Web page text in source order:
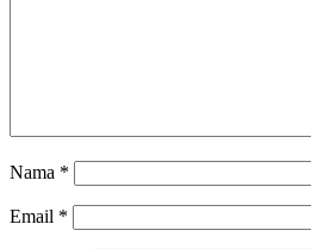
Nama *
Email *